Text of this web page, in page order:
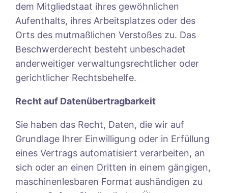
dem Mitgliedstaat ihres gewöhnlichen
Aufenthalts, ihres Arbeitsplatzes oder des
Orts des mutmaßlichen Verstoßes zu. Das
Beschwerderecht besteht unbeschadet
anderweitiger verwaltungsrechtlicher oder
gerichtlicher Rechtsbehelfe.
Recht auf Datenübertragbarkeit
Sie haben das Recht, Daten, die wir auf
Grundlage Ihrer Einwilligung oder in Erfüllung
eines Vertrags automatisiert verarbeiten, an
sich oder an einen Dritten in einem gängigen,
maschinenlesbaren Format aushändigen zu